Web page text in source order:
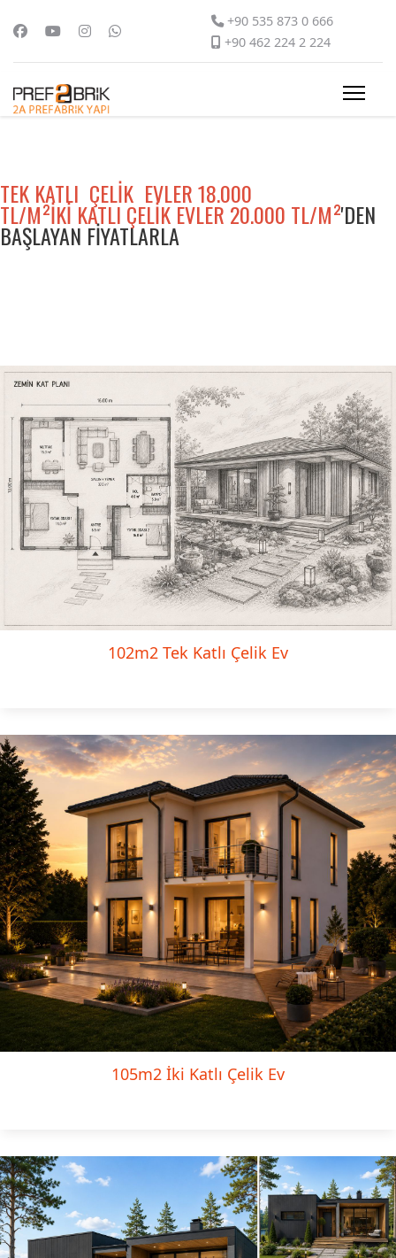
+90 535 873 0 666
+90 462 224 2 224
TEK KATLI ÇELİK EVLER 18.000
TL/M²İKİ KATLI ÇELİK EVLER 20.000 TL/M²'DEN
BAŞLAYAN FIYATLARLA
102m2 Tek Katlı Çelik Ev
105m2 İki Katlı Çelik Ev